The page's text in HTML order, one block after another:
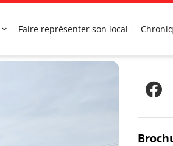
– Faire représenter son local –